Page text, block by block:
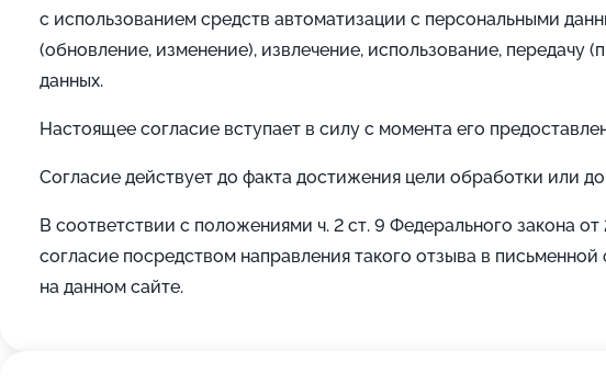
с использованием средств автоматизации с персональными
(обновление, изменение), извлечение, использование, передачу
данных.
Настоящее согласие вступает в силу с момента его
Согласие действует до факта достижения цели обработки или
В соответствии с положениями ч. 2 ст. 9 Федерального закона
согласие посредством направления такого отзыва в
на данном сайте.